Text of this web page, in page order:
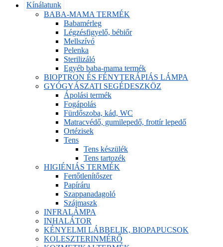
Kínálatunk
BABA-MAMA TERMÉK
Babamérleg
Légzésfigyelő, bébiőr
Mellszívó
Pelenka
Sterilizáló
Egyéb baba-mama termék
BIOPTRON ÉS FÉNYTERÁPIÁS LÁMPA
GYÓGYÁSZATI SEGÉDESZKÖZ
Ápolási termék
Fogápolás
Fürdőszoba, kád, WC
Matracvédő, gumilepedő, frottír lepedő
Ortézisek
Tens
Tens készülék
Tens tartozék
HIGIÉNIÁS TERMÉK
Fertőtlenítőszer
Papíráru
Szappanadagoló
Szájmaszk
INFRALÁMPA
INHALÁTOR
KÉNYELMI LÁBBELIK, BIOPAPUCSOK
KOLESZTERINMÉRŐ